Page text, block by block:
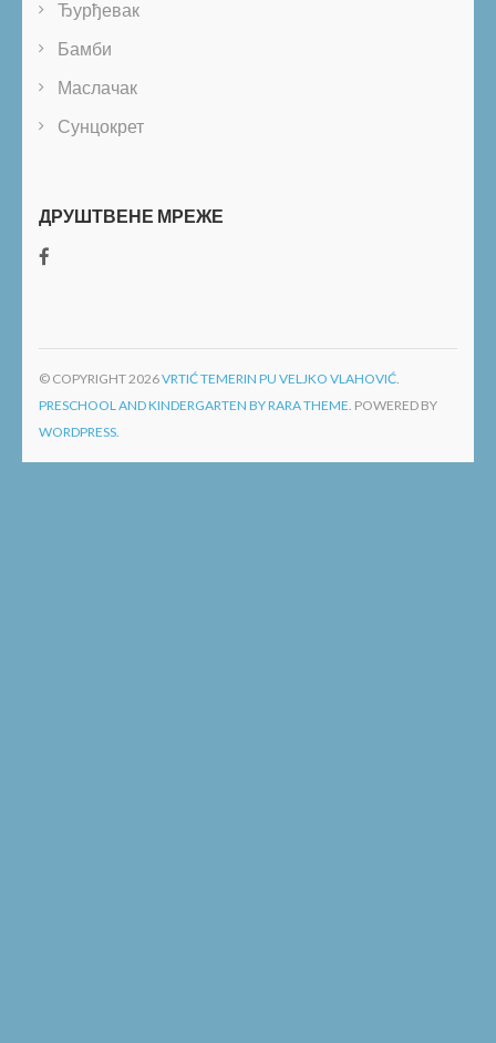
Ђурђевак
Бамби
Маслачак
Сунцокрет
ДРУШТВЕНЕ МРЕЖЕ
© COPYRIGHT 2026VRTIĆ TEMERIN PU VELJKO VLAHOVIĆ.
PRESCHOOL AND KINDERGARTEN BY RARA THEME. POWERED BY
WORDPRESS.